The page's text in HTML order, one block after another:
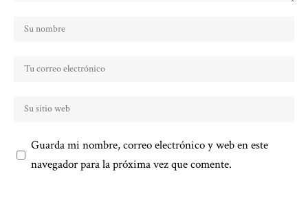
Guarda mi nombre, correo electrónico y web en este
navegador para la próxima vez que comente.